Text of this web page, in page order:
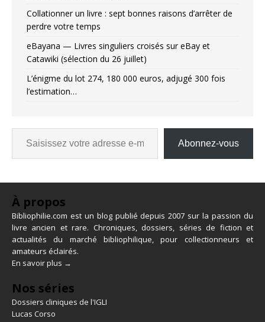
Collationner un livre : sept bonnes raisons d’arrêter de
perdre votre temps
eBayana — Livres singuliers croisés sur eBay et
Catawiki (sélection du 26 juillet)
L’énigme du lot 274, 180 000 euros, adjugé 300 fois
l’estimation…
Abonnez-vous
À propos
Bibliophilie.com est un blog publié depuis 2007 sur la passion du
livre ancien et rare. Chroniques, dossiers, séries de fiction et
actualités du marché bibliophilique, pour collectionneurs et
amateurs éclairés.
En savoir plus →
Nos séries
Dossiers cliniques de l'IGLI
Lucas Corso